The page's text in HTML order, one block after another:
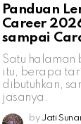
Panduan
Career
sampai
Satu halaman
itu, berapa
dibutuhkan,
jasanya.
by Jati